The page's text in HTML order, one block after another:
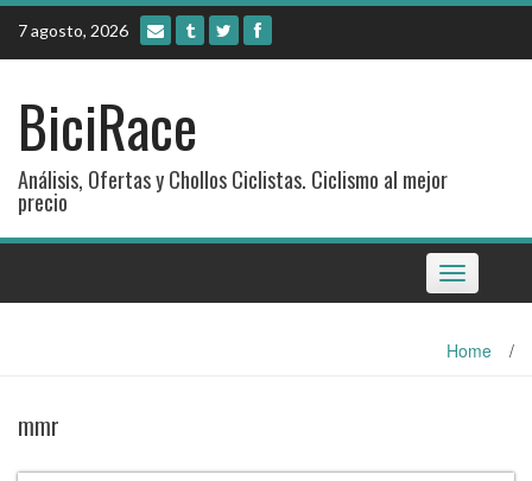
Skip
content
7 agosto, 2026
BiciRace
Análisis, Ofertas y Chollos Ciclistas. Ciclismo al mejor
precio
Toggle
navigation
Home /
mmr